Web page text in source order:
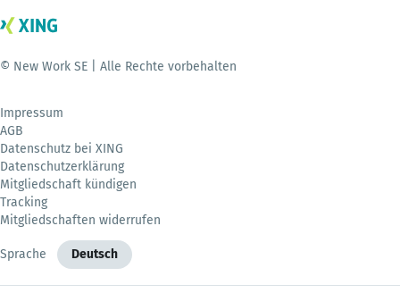
© New Work SE | Alle Rechte vorbehalten
Impressum
AGB
Datenschutz bei XING
Datenschutzerklärung
Mitgliedschaft kündigen
Tracking
Mitgliedschaften widerrufen
Sprache Deutsch